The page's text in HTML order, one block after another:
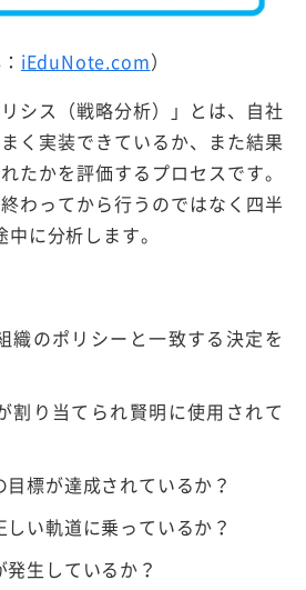
iEduNote.com）
シス（戦略分析）」とは、自社
く実装できているか、また結果
たかを評価するプロセスです。
わってから行うのではなく四半
に分析します。
織のポリシーと一致する決定を
割り当てられ賢明に使用されて
標が達成されているか？
い軌道に乗っているか？
生しているか？